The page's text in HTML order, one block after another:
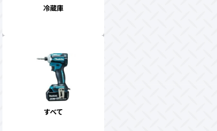
冷蔵庫
すべて